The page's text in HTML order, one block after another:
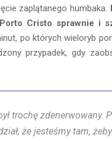
zaplątanego humbaka.
Cristo sprawnie i
po których wieloryb
przypadek, gdy
trochę zdenerwowany.
że jesteśmy tam,